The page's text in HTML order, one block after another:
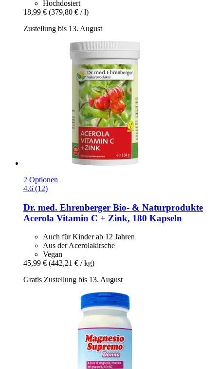
Hochdosiert
18,99 € (379,80 € / l)
Zustellung bis 13. August
2 Optionen
4.6 (12)
Dr. med. Ehrenberger Bio- & Naturprodukte
Acerola Vitamin C + Zink, 180 Kapseln
Auch für Kinder ab 12 Jahren
Aus der Acerolakirsche
Vegan
45,99 € (442,21 € / kg)
Gratis Zustellung bis 13. August